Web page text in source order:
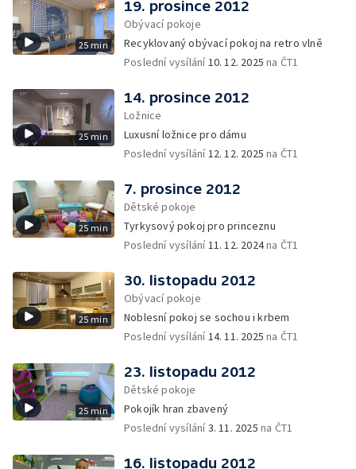
25 min
19. prosince 2012
Obývací pokoje
Recyklovaný obývací pokoj na retro vlně
Poslední vysílání10. 12. 2025 na ČT1
25 min
14. prosince 2012
Ložnice
Luxusní ložnice pro dámu
Poslední vysílání12. 12. 2025 na ČT1
25 min
7. prosince 2012
Dětské pokoje
Tyrkysový pokoj pro princeznu
Poslední vysílání11. 12. 2024na ČT1
25 min
30. listopadu 2012
Obývací pokoje
Noblesní pokoj se sochou i krbem
Poslední vysílání14. 11. 2025 na ČT1
25 min
23. listopadu 2012
Dětské pokoje
Pokojík hran zbavený
Poslední vysílání3. 11. 2025 na ČT1
16. listopadu 2012